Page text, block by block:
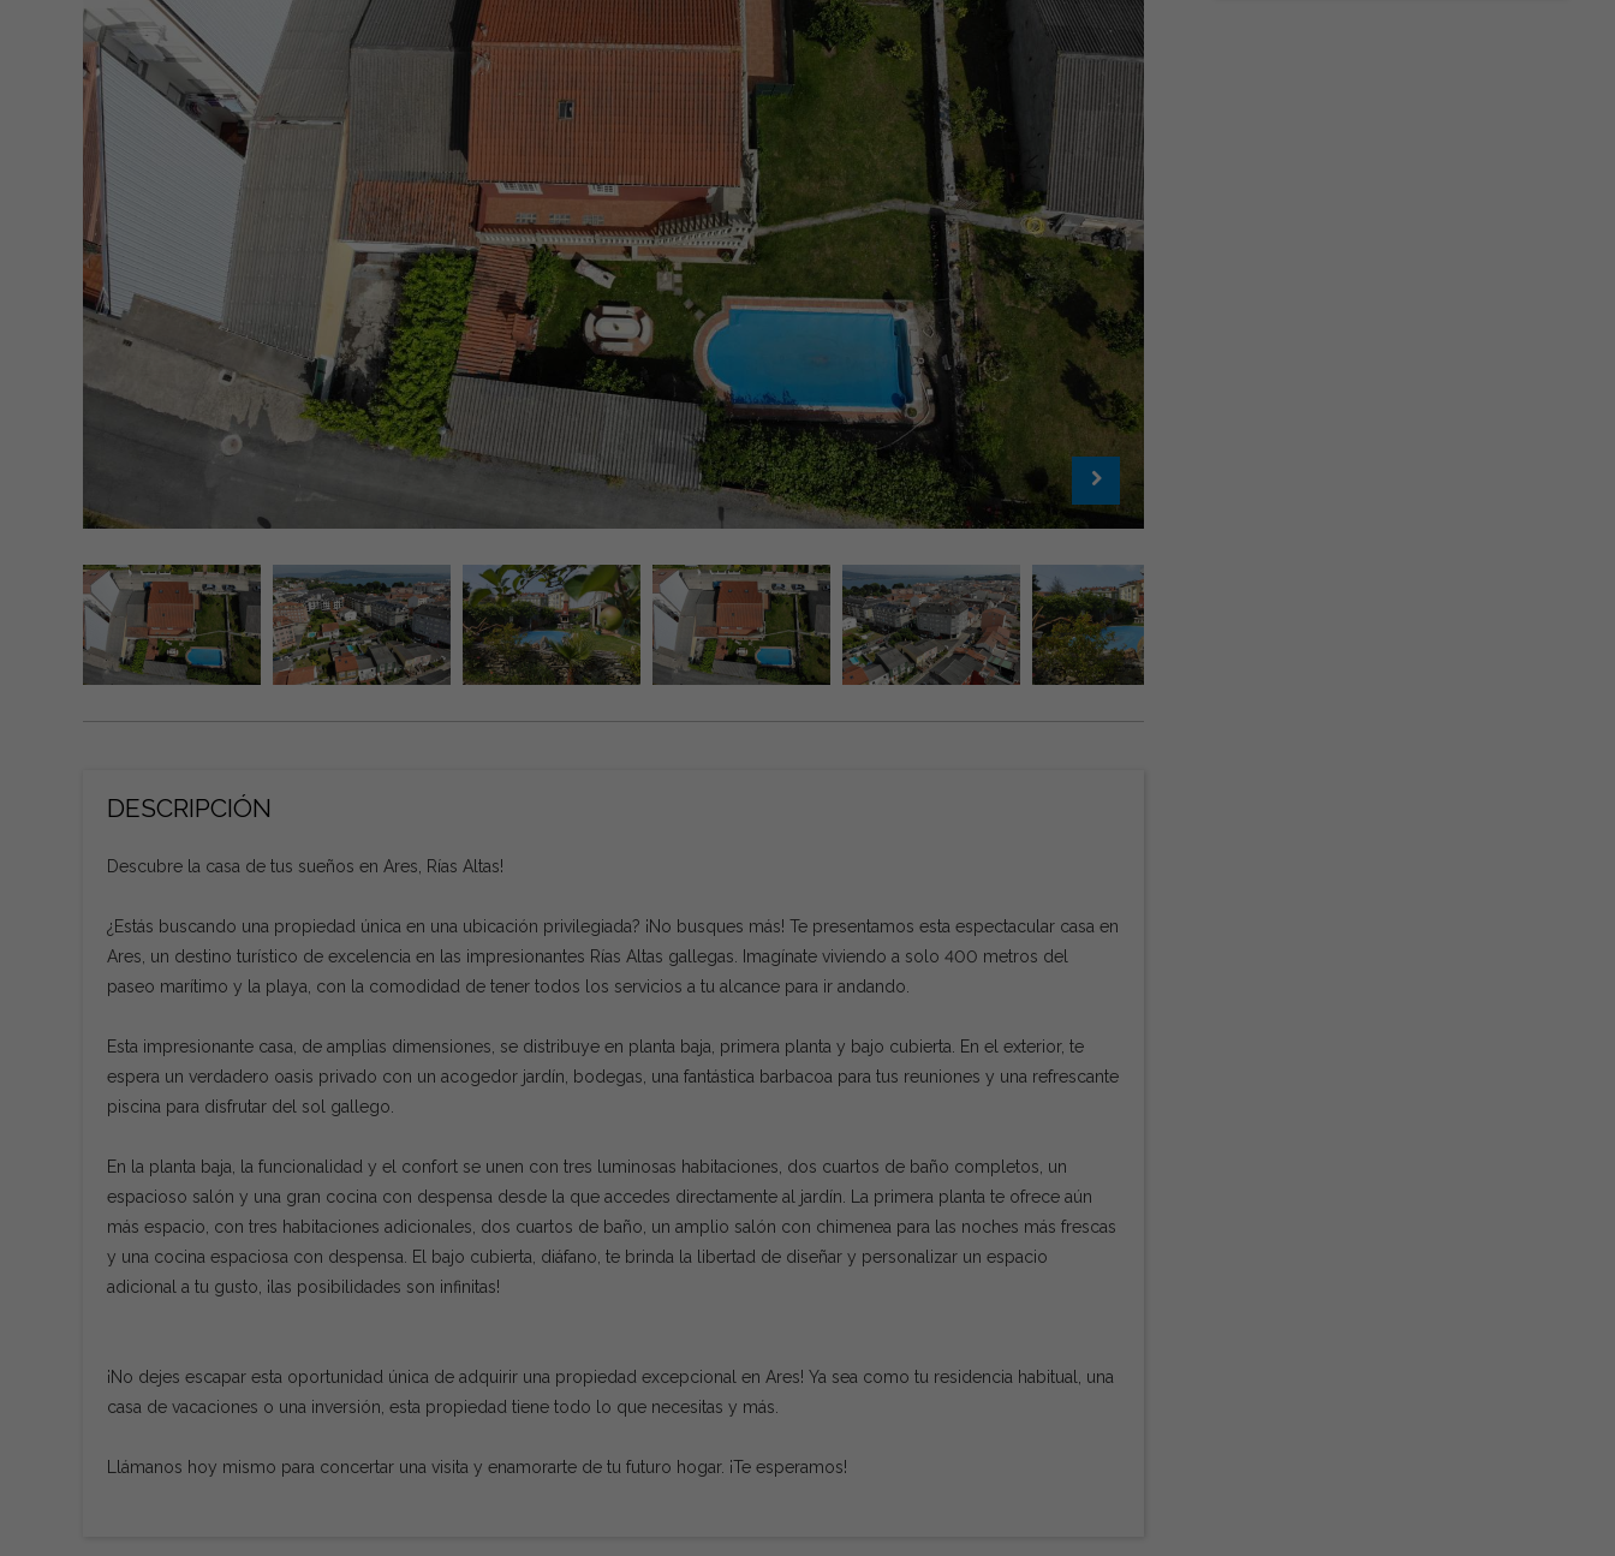
DESCRIPCIÓN
Descubre la casa de tus sueños en Ares, Rías Altas!
¿Estás buscando una propiedad única en una ubicación privilegiada? ¡No busques más! Te presentamos esta espectacular casa en
Ares, un destino turístico de excelencia en las impresionantes Rías Altas gallegas. Imagínate viviendo a solo 400 metros del
paseo marítimo y la playa, con la comodidad de tener todos los servicios a tu alcance para ir andando.
Esta impresionante casa, de amplias dimensiones, se distribuye en planta baja, primera planta y bajo cubierta. En el exterior, te
espera un verdadero oasis privado con un acogedor jardín, bodegas, una fantástica barbacoa para tus reuniones y una refrescante
piscina para disfrutar del sol gallego.
En la planta baja, la funcionalidad y el confort se unen con tres luminosas habitaciones, dos cuartos de baño completos, un
espacioso salón y una gran cocina con despensa desde la que accedes directamente al jardín. La primera planta te ofrece aún
más espacio, con tres habitaciones adicionales, dos cuartos de baño, un amplio salón con chimenea para las noches más frescas
y una cocina espaciosa con despensa. El bajo cubierta, diáfano, te brinda la libertad de diseñar y personalizar un espacio
adicional a tu gusto, ¡las posibilidades son infinitas!
¡No dejes escapar esta oportunidad única de adquirir una propiedad excepcional en Ares! Ya sea como tu residencia habitual, una
casa de vacaciones o una inversión, esta propiedad tiene todo lo que necesitas y más.
Llámanos hoy mismo para concertar una visita y enamorarte de tu futuro hogar. ¡Te esperamos!